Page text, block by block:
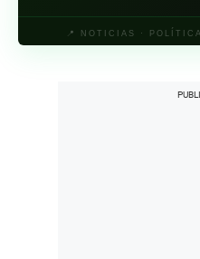
📍 NOTICIAS ·